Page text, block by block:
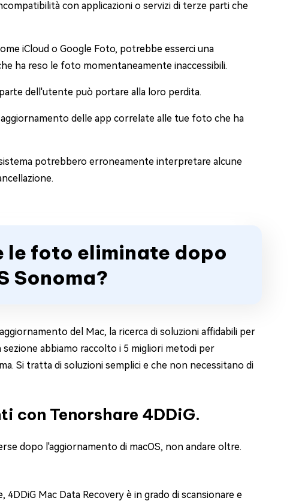
con applicazioni o servizi di terze parti che
iCloud o Google Foto, potrebbe esserci una
ha reso le foto momentaneamente inaccessibili.
dell'utente può portare alla loro perdita.
delle app correlate alle tue foto che ha
potrebbero erroneamente interpretare alcune
le foto eliminate dopo
Sonoma?
del Mac, la ricerca di soluzioni affidabili per
abbiamo raccolto i 5 migliori metodi per
Si tratta di soluzioni semplici e che non necessitano di
con Tenorshare 4DDiG.
dopo l'aggiornamento di macOS, non andare oltre.
Mac Data Recovery è in grado di scansionare e